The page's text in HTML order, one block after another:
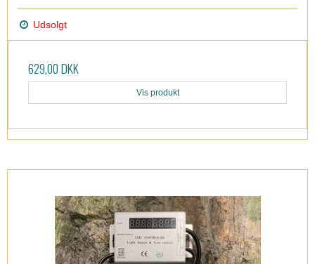
Udsolgt
629,00 DKK
Vis produkt